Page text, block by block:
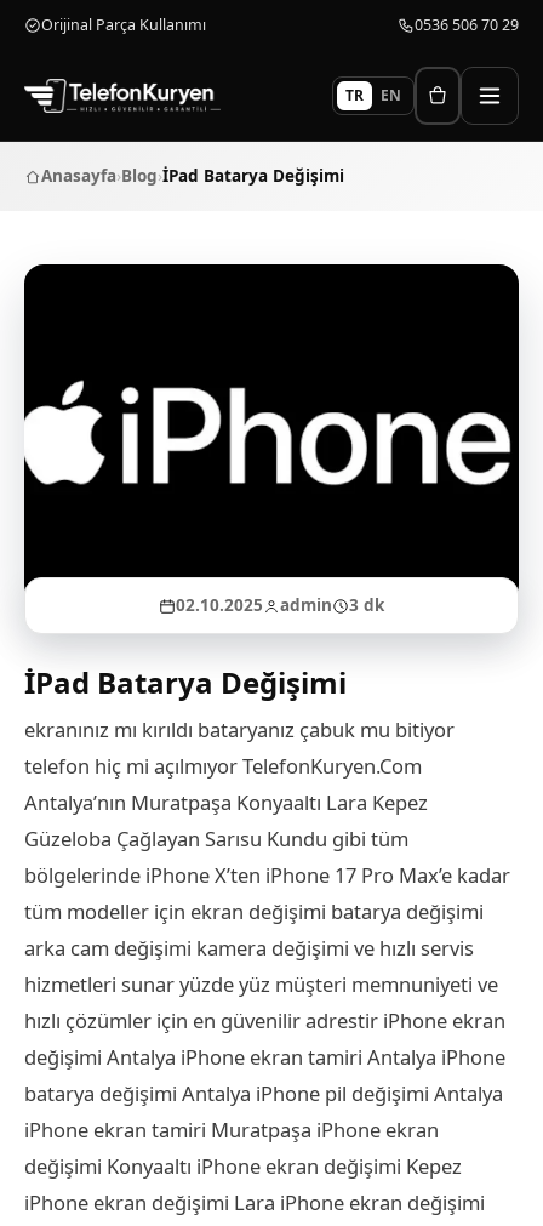
Orijinal Parça Kullanımı 0536 506 70 29
TR EN
Anasayfa›Blog›İPad Batarya Değişimi
02.10.2025 admin 3 dk
İPad Batarya Değişimi
ekranınız mı kırıldı bataryanız çabuk mu bitiyor
telefon hiç mi açılmıyor TelefonKuryen.Com
Antalya’nın Muratpaşa Konyaaltı Lara Kepez
Güzeloba Çağlayan Sarısu Kundu gibi tüm
bölgelerinde iPhone X’ten iPhone 17 Pro Max’e kadar
tüm modeller için ekran değişimi batarya değişimi
arka cam değişimi kamera değişimi ve hızlı servis
hizmetleri sunar yüzde yüz müşteri memnuniyeti ve
hızlı çözümler için en güvenilir adrestir iPhone ekran
değişimi Antalya iPhone ekran tamiri Antalya iPhone
batarya değişimi Antalya iPhone pil değişimi Antalya
iPhone ekran tamiri Muratpaşa iPhone ekran
değişimi Konyaaltı iPhone ekran değişimi Kepez
iPhone ekran değişimi Lara iPhone ekran değişimi